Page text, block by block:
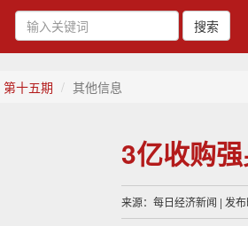
搜索
第十五期 其他信息
3亿收购
来源：每日经济新闻 | 发